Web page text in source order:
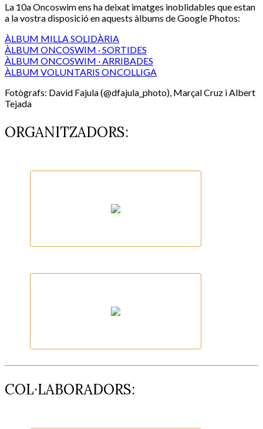
La 10a Oncoswim ens ha deixat imatges inoblidables que estan
a la vostra disposició en aquests àlbums de Google Photos:
ÀLBUM MILLA SOLIDÀRIA
ÀLBUM ONCOSWIM · SORTIDES
ÀLBUM ONCOSWIM · ARRIBADES
ÀLBUM VOLUNTARIS ONCOLLIGA
Fotògrafs: David Fajula (@dfajula_photo), Marçal Cruz i Albert
Tejada
ORGANITZADORS:
Radikal Swim
COL·LABORADORS: